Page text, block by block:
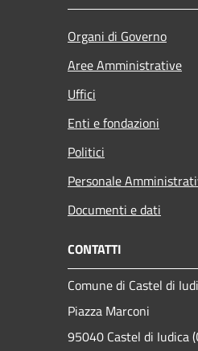
Organi di Governo
Aree Amministrative
Uffici
Enti e fondazioni
Politici
Personale
Documenti e dati
CONTATTI
Comune di Castel di
Piazza Marconi
95040 Castel di Iudica